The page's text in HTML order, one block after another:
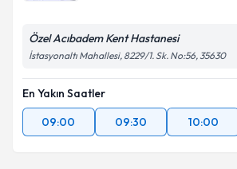
Özel Acıbadem Kent Hastanesi
İstasyonaltı Mahallesi, 8229/1. Sk. No:56, 35630
En Yakın Saatler
09:00
09:30 10:00